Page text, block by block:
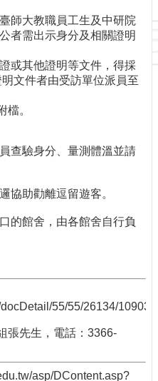
師大教職員工生及中研院
者需出示身分及相關證明
或其他證明等文件，得採
文件者由受訪單位派員至
。
查驗身分、量測體溫並請
協助勸離逗留遊客。
的館舍，由各館舍自行負
55/55/26134/
張先生，電話：3366-
asp/DContent.asp?